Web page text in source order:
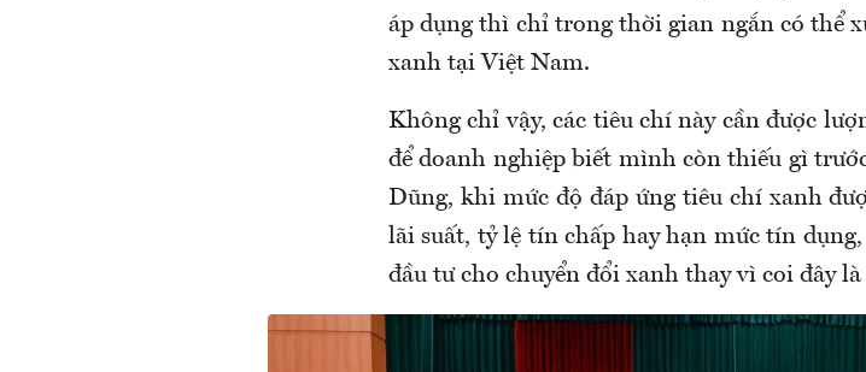
áp dụng thì chỉ trong thời gian ngắn có thể
xanh tại Việt Nam.
Không chỉ vậy, các tiêu chí này cần được
để doanh nghiệp biết mình còn thiếu gì
Dũng, khi mức độ đáp ứng tiêu chí xanh
lãi suất, tỷ lệ tín chấp hay hạn mức tín
đầu tư cho chuyển đổi xanh thay vì coi đây